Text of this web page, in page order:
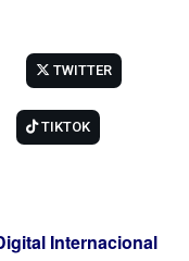
TWITTER
TIKTOK
Internacional